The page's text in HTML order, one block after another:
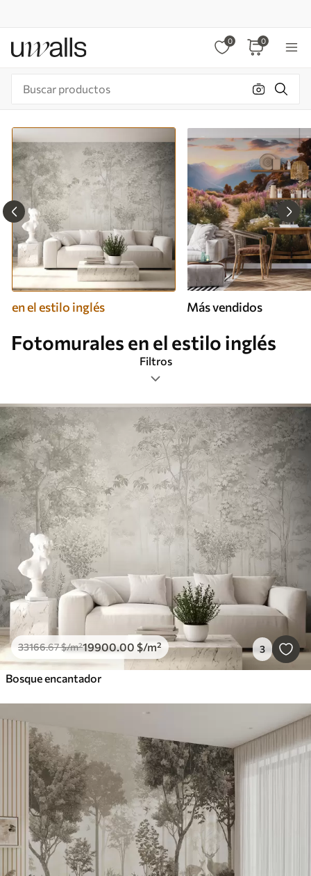
0 0
en el estilo inglés Más vendidos
Fotomurales en el estilo inglés
Filtros
Etiquetas
Formato de imagen
Paleta de colores
Inteligente
Borrar todos los filtros
33166.67$/m²19900.00 $/m² 3
Bosque encantador